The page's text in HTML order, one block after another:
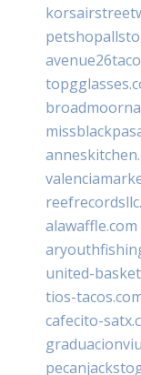
alawaffle.com
united-
tios-
cafecito-